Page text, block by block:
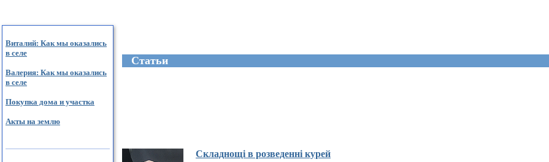
Виталий: Как мы оказались
в селе
Валерия: Как мы оказались
в селе
Покупка дома и участка
Акты на землю
Cтатьи
Складнощі в розведенні курей